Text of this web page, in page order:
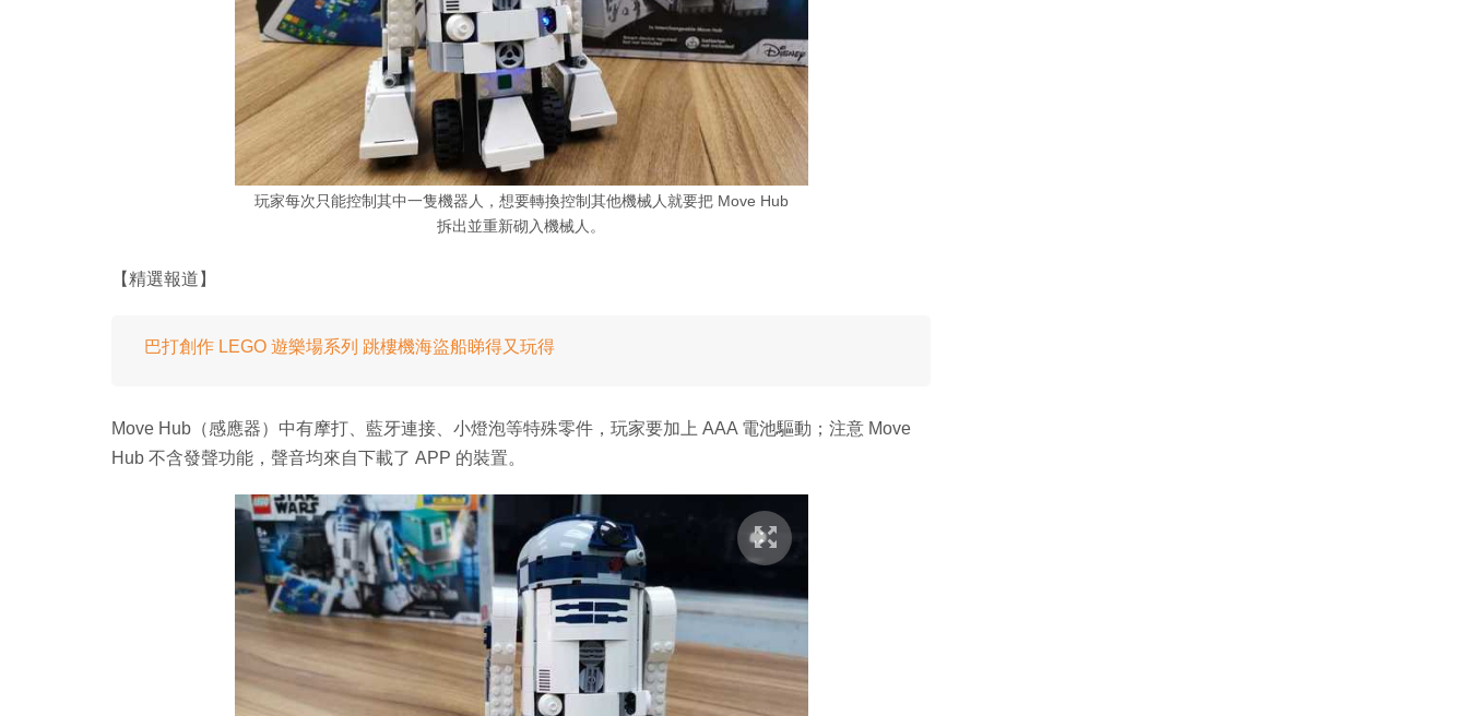
玩家每次只能控制其中一隻機器人，想要轉換控制其他機械人就要把 Move Hub
拆出並重新砌入機械人。
【精選報道】
巴打創作 LEGO 遊樂場系列 跳樓機海盜船睇得又玩得
Move Hub（感應器）中有摩打、藍牙連接、小燈泡等特殊零件，玩家要加上 AAA 電池驅動；注意 Move
Hub 不含發聲功能，聲音均來自下載了 APP 的裝置。